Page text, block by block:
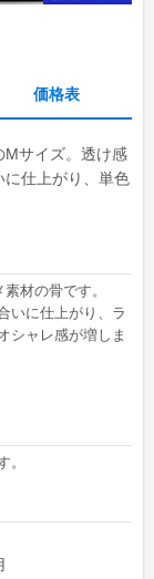
価格表
Mサイズ。透け感
に仕上がり、単色
材の骨です。
いに仕上がり、ラ
シャレ感が増しま
。